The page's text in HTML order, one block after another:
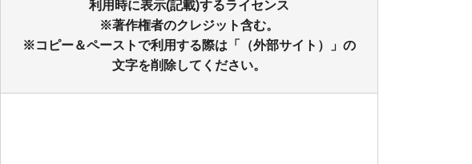
利用時に表示(記載)するライセンス
※著作権者のクレジット含む。
※コピー＆ペーストで利用する際は「（外部サイト）」の
文字を削除してください。